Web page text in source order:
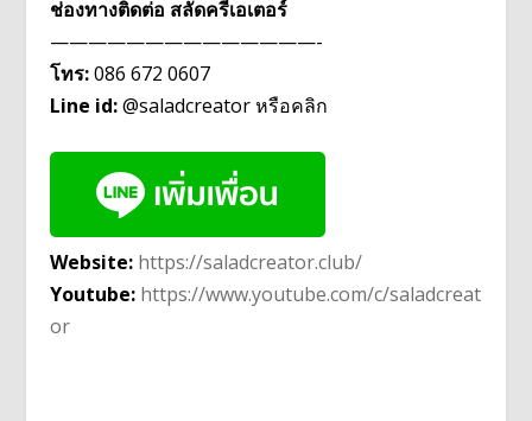
ช่องทางติดต่อ สลัดครีเอเตอร์
——————————————-
โทร:086 672 0607
Line id:@saladcreator หรือคลิก
Website: https://saladcreator.club/
Youtube: https://www.youtube.com/c/saladcreat
or